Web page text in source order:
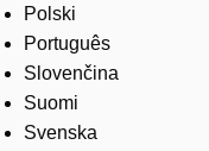
Polski
Português
Slovenčina
Suomi
Svenska